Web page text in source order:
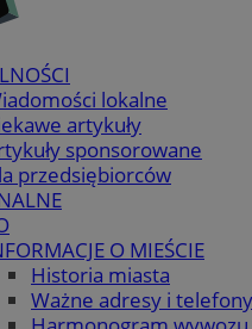
lokalne
artykuły
sponsorowane
przedsiębiorców
O MIEŚCIE
Historia miasta
Ważne adresy i telefony